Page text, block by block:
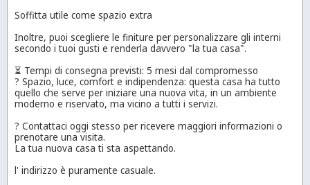
Soffitta utile come spazio extra
Inoltre, puoi scegliere le finiture per personalizzare gli interni
secondo i tuoi gusti e renderla davvero "la tua casa".
⏳ Tempi di consegna previsti: 5 mesi dal compromesso
? Spazio, luce, comfort e indipendenza: questa casa ha tutto
quello che serve per iniziare una nuova vita, in un ambiente
moderno e riservato, ma vicino a tutti i servizi.
? Contattaci oggi stesso per ricevere maggiori informazioni o
prenotare una visita.
La tua nuova casa ti sta aspettando.
l' indirizzo è puramente casuale.